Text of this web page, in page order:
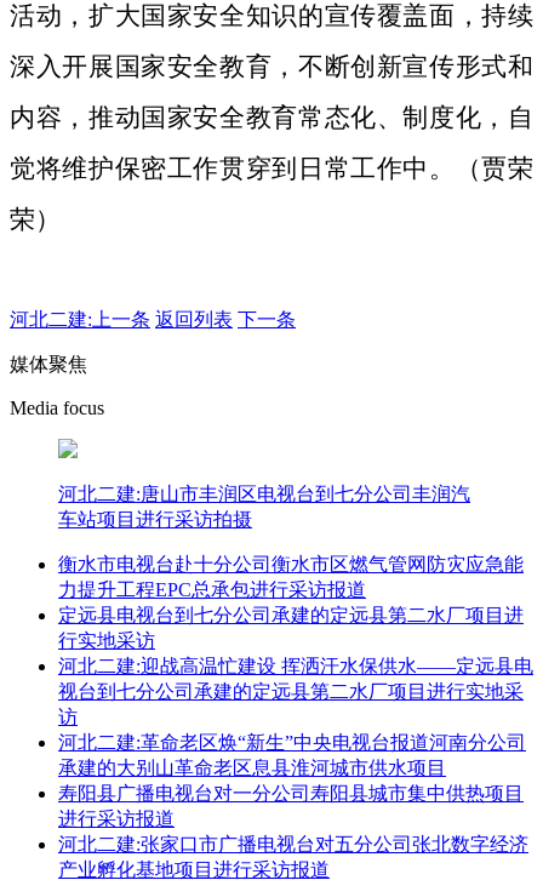
活动，扩大国家安全知识的宣传覆盖面，持续
深入开展国家安全教育，不断创新宣传形式和
内容，推动国家安全教育常态化、制度化，自
觉将维护保密工作贯穿到日常工作中。（贾荣
荣）
河北二建: 上一条 返回列表 下一条
媒体聚焦
Media focus
河北二建:唐山市丰润区电视台到七分公司丰润汽
车站项目进行采访拍摄
衡水市电视台赴十分公司衡水市区燃气管网防灾应急能
力提升工程EPC总承包进行采访报道
定远县电视台到七分公司承建的定远县第二水厂项目进
行实地采访
河北二建:迎战高温忙建设 挥洒汗水保供水——定远县电
视台到七分公司承建的定远县第二水厂项目进行实地采
访
河北二建:革命老区焕“新生”中央电视台报道河南分公司
承建的大别山革命老区息县淮河城市供水项目
寿阳县广播电视台对一分公司寿阳县城市集中供热项目
进行采访报道
河北二建:张家口市广播电视台对五分公司张北数字经济
产业孵化基地项目进行采访报道